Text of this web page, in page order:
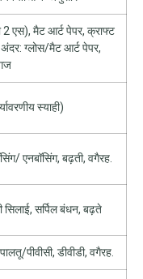
एस), मैट आर्ट पेपर, क्राफ्ट
ग्लोस/मैट आर्ट पेपर,
स्याही)
एनबॉसिंग, बढ़ती, वगैरह.
सिलाई, सर्पिल बंधन, बढ़ते
पीवीसी, डीवीडी, वगैरह.